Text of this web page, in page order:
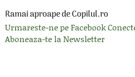
Ramai aproape de Copilul.ro
Urmareste-ne pe Facebook
Aboneaza-te la Newsletter